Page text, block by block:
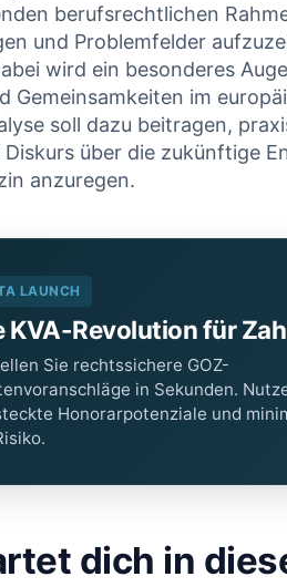
berufsrechtlichen
und Problemfelder
wird ein besonderes
Gemeinsamkeiten​ im
soll dazu beitragen,
über die zukünftige
anzuregen.
LAUNCH
KVA-Revolution für
Sie rechtssichere GOZ-
in Sekunden.
Honorarpotenziale und
dich‍ in